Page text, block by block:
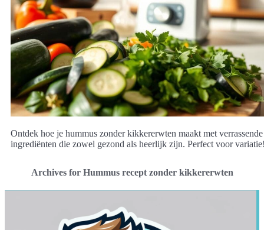
Ontdek hoe je hummus zonder kikkererwten maakt met verrassende
ingrediënten die zowel gezond als heerlijk zijn. Perfect voor
Archives for Hummus recept zonder kikkererwten